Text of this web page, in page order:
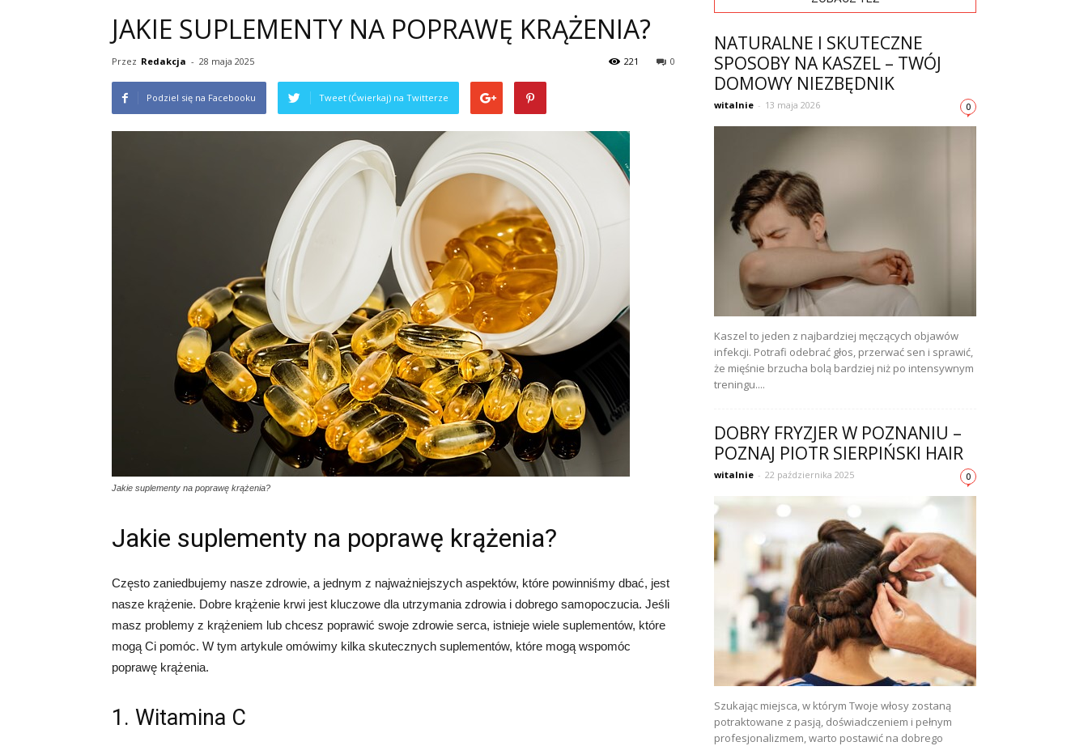
JAKIE SUPLEMENTY NA POPRAWĘ KRĄŻENIA?
Przez Redakcja - 28 maja 2025 0
221
Podziel się na Facebooku Tweet (Ćwierkaj) na Twitterze
Jakie suplementy na poprawę krążenia?
Jakie suplementy na poprawę krążenia?
Często zaniedbujemy nasze zdrowie, a jednym z najważniejszych aspektów, które powinniśmy dbać, jest
nasze krążenie. Dobre krążenie krwi jest kluczowe dla utrzymania zdrowia i dobrego samopoczucia. Jeśli
masz problemy z krążeniem lub chcesz poprawić swoje zdrowie serca, istnieje wiele suplementów, które
mogą Ci pomóc. W tym artykule omówimy kilka skutecznych suplementów, które mogą wspomóc
poprawę krążenia.
1. Witamina C
NATURALNE I SKUTECZNE
SPOSOBY NA KASZEL – TWÓJ
DOMOWY NIEZBĘDNIK
witalnie - 13 maja 2026 0
Kaszel to jeden z najbardziej męczących objawów
infekcji. Potrafi odebrać głos, przerwać sen i sprawić,
że mięśnie brzucha bolą bardziej niż po intensywnym
treningu....
DOBRY FRYZJER W POZNANIU –
POZNAJ PIOTR SIERPIŃSKI HAIR
witalnie - 22 października 2025 0
Szukając miejsca, w którym Twoje włosy zostaną
potraktowane z pasją, doświadczeniem i pełnym
profesjonalizmem, warto postawić na dobrego